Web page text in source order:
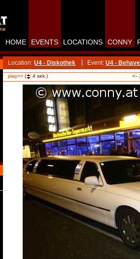
HOME EVENTS LOCATIONS CONNY
Location: U4 - Diskothek Event: U4 -
play>> ( 4 sek.) <-